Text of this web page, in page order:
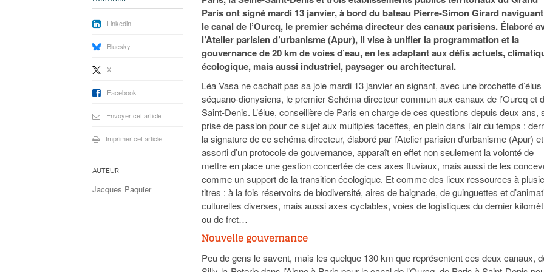
À Paris, les cadres de la tech et de la finance
16 juillet 2026
Saint-Agne immobilier inaugure une nouvelle
résidence à Torcy- 15 juillet 2026
Plus d'articles
janvier 2026
Municipales 2026 : la CCI livre 23
relancer l’économie parisienne
Municipales 2026 : la CCI de l’Essonne
Cahier d’expert à destination des
Plus d'articles
Exclusif –
feuille de
À Paris, les
redessinent
16 juillet 2026
Paris ont signé mardi 13 janvier, à bord du bateau Pierre-Simon Girard
le canal de l’Ourcq, le premier schéma directeur des canaux parisiens. Élaboré
l’Atelier parisien d’urbanisme (Apur), il vise à unifier la programmation et la
gouvernance de 20 km de voies d’eau, en les adaptant aux défis actuels,
écologique, mais aussi industriel, paysager ou architectural.
Léa Vasa ne cachait pas sa joie mardi 13 janvier en signant, avec une brochette d’élus
séquano-dionysiens, le premier Schéma directeur commun aux canaux de l’Ourcq et
Saint-Denis. L’élue, conseillère de Paris en charge de ces questions depuis deux ans,
prise de passion pour ce sujet aux multiples facettes, en plein dans l’air du temps :
la signature de ce schéma directeur, élaboré par l’Atelier parisien d’urbanisme (Apur) et
assorti d’un protocole de gouvernance, apparaît en effet non seulement la volonté de
mettre en place une gestion concertée de ces axes fluviaux, mais aussi de les
comme un support de la transition écologique. Et comme des lieux ressources à
titres : à la fois réservoirs de biodiversité, aires de baignade, de guinguettes et
culturelles diverses, mais aussi axes cyclables, voies de logistiques du dernier
ou de fret…
Nouvelle gouvernance
Peu de gens le savent, mais les quelque 130 km que représentent ces deux canaux,
Linkedin
Bluesky
X
Facebook
Envoyer cet article
Imprimer cet article
Auteur
Jacques Paquier